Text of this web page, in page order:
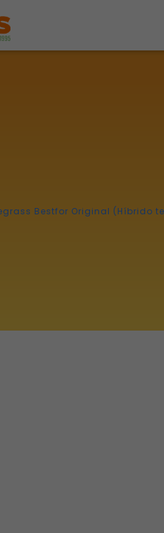
Bestfor Original (Híbrido